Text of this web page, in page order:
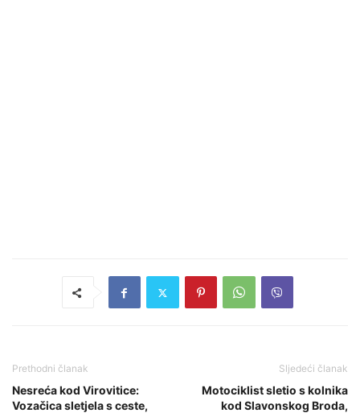
Prethodni članak
Nesreća kod Virovitice:
Vozačica sletjela s ceste,
Sljedeći članak
Motociklist sletio s kolnika
kod Slavonskog Broda,